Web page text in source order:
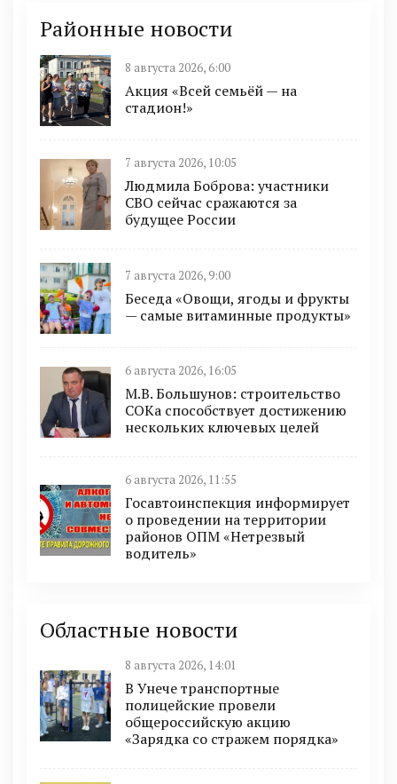
Районные новости
8 августа 2026, 6:00
Акция «Всей семьёй — на
стадион!»
7 августа 2026, 10:05
Людмила Боброва: участники
СВО сейчас сражаются за
будущее России
7 августа 2026, 9:00
Беседа «Овощи, ягоды и фрукты
— самые витаминные продукты»
6 августа 2026, 16:05
М.В. Большунов: строительство
СОКа способствует достижению
нескольких ключевых целей
6 августа 2026, 11:55
Госавтоинспекция информирует
о проведении на территории
районов ОПМ «Нетрезвый
водитель»
Областные новости
8 августа 2026, 14:01
В Унече транспортные
полицейские провели
общероссийскую акцию
«Зарядка со стражем порядка»